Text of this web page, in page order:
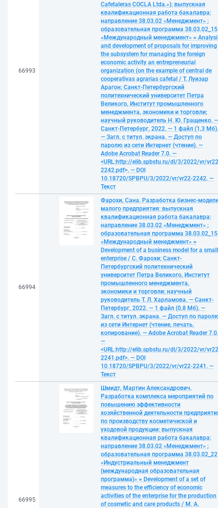
66993
Cafetaleras COCLA Ltda.»): выпускная
квалификационная работа бакалавра:
направление 38.03.02 «Менеджмент» ;
образовательная программа 38.03.02_15
«Международный менеджмент» =
and development of proposals for improving
the subsystem for managing the foreign
economic activity an entrepreneurial
organization (on the example of central de
cooperativas agrarias cafetal / Т. Луизар
Арагон; Санкт-Петербургский
политехнический университет Петра
Великого, Институт промышленного
менеджмента, экономики и торговли;
научный руководитель Н. Ю. Гращенко. —
Санкт-Петербург, 2022. — 1 файл (1,3 Мб).
— Загл. с титул. экрана. — Доступ по
паролю из сети Интернет (чтение). —
Adobe Acrobat Reader 7.0. —
<URL:http://elib.spbstu.ru/dl/3/2022/vr/
2242.pdf>. — DOI
10.18720/SPBPU/3/2022/vr/vr22-2242. —
Текст
66994
Фарохи, Сана. Разработка бизнес-
малого предприятия: выпускная
квалификационная работа бакалавра:
направление 38.03.02 «Менеджмент» ;
образовательная программа 38.03.02_15
«Международный менеджмент» =
Development of a business model for a small
enterprise / С. Фарохи; Санкт-
Петербургский политехнический
университет Петра Великого, Институт
промышленного менеджмента,
экономики и торговли; научный
руководитель Т. Л. Харламова. — Санкт-
Петербург, 2022. — 1 файл (0,8 Мб). —
Загл. с титул. экрана. — Доступ по
из сети Интернет (чтение, печать,
копирование). — Adobe Acrobat Reader 7.0.
—
<URL:http://elib.spbstu.ru/dl/3/2022/vr/
2241.pdf>. — DOI
10.18720/SPBPU/3/2022/vr/vr22-2241. —
Текст
66995
Шмидт, Мартин Александрович.
Разработка комплекса мероприятий по
повышению эффективности
хозяйственной деятельности
по производству косметической и
уходовой продукции: выпускная
квалификационная работа бакалавра:
направление 38.03.02 «Менеджмент» ;
образовательная программа 38.03.02_22
«Индустриальный менеджмент
(международная образовательная
программа)» = Development of a set of
measures to the efficiency of economic
activities of the enterprise for the production
of cosmetic and care products / М. А.